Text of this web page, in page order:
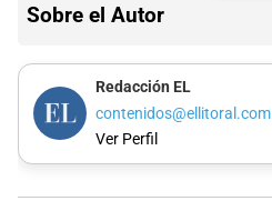
Sobre el Autor
Redacción EL
contenidos@ellitoral.com
Ver Perfil